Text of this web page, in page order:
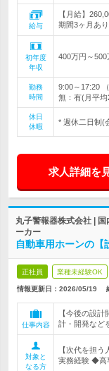
給与
【月給】
期間3ヶ月あ
初年度
年収
400万円～500
勤務
時間
9:00～17:20
無：有(月平均
休日
休暇
* 週休二日制(
求人詳細を
丸子警報器株式会社 |
ーカー
自動車用ホーンの【
正社員 業種未経験OK
情報更新日：2026/05/19
仕事内容
【今後の設
計・開発など
対象と
なる方
【次代を担
実務経験 ◆高